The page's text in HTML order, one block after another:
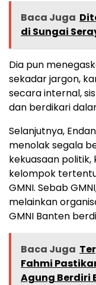
Baca Juga
di Sungai
Dia pun
sekadar jargon,
secara internal,
dan berdikari
Selanjutnya,
menolak segala
kekuasaan
kelompok
GMNI. Sebab
melainkan
GMNI Banten
Baca Juga
Fahmi
Agung Berdiri